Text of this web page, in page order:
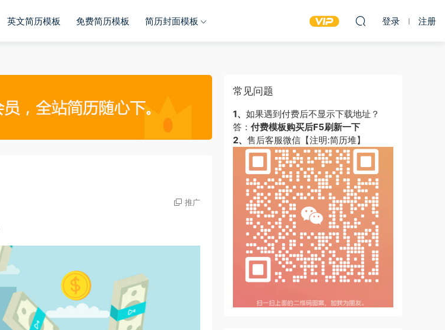
英文简历模板 免费简历模板 简历封面模板 登录 注册
推广
常见问题
1、 如果遇到付费后不显示下载地址？
答： 付费模板购买后F5刷新一下
2、 售后客服微信【注明:简历堆】